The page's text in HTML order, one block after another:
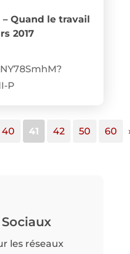
Quand le travail
2017
P
40 41 42 50 60
les réseaux